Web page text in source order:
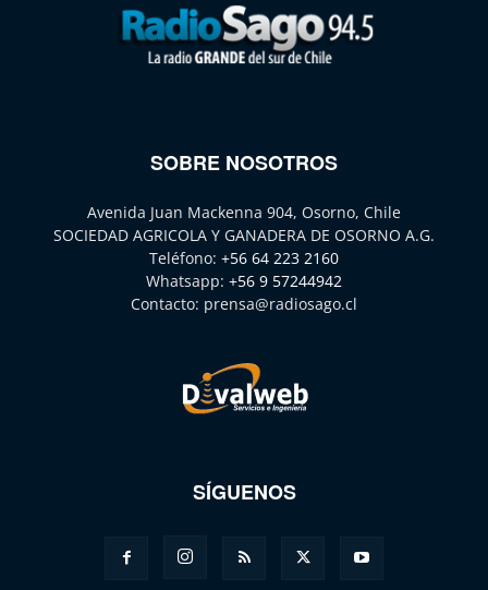
SOBRE NOSOTROS
Avenida Juan Mackenna 904, Osorno, Chile
SOCIEDAD AGRICOLA Y GANADERA DE OSORNO A.G.
Teléfono: +56 64 223 2160
Whatsapp: +56 9 57244942
Contacto: prensa@radiosago.cl
SÍGUENOS